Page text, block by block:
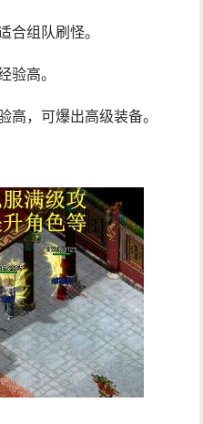
合组队刷怪。
验高。
高，可爆出高级装备。